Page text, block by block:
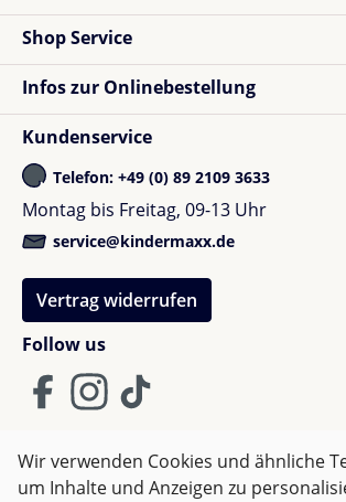
Follow us
Shop Service
Infos zur Onlinebestellung
Kundenservice
Telefon: +49 (0) 89 2109 3633
Montag bis Freitag, 09-13 Uhr
service@kindermaxx.de
Vertrag widerrufen
AGB Impressum
Wir verwenden Cookies und ähnliche
um Inhalte und Anzeigen zu